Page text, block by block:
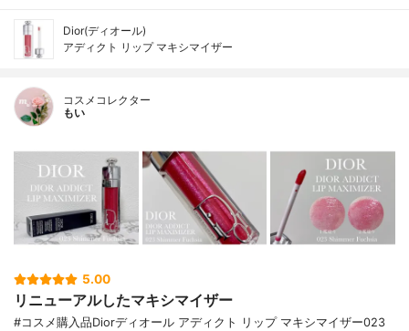
Dior(ディオール)
アディクト リップ マキシマイザー
コスメコレクター
もい
5.00
リニューアルしたマキシマイザー
#コスメ購入品Diorディオール アディクト リップ マキシマイザー023